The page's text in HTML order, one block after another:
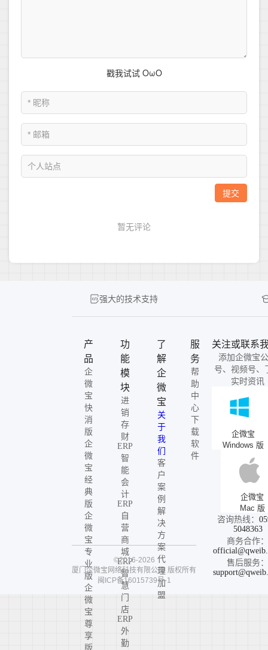
强大的技术支持
产
品
企
微
宝
快
消
版
企
微
宝
经
典
版
企
微
宝
专
业
版
企
微
宝
尊
享
版
功
能
模
块
进
销
存
财
ERP
智
能
会
计
ERP
自
营
商
城
ERP
智
慧
门
店
ERP
外
勤
了
解
企
微
宝
关
于
我
们
客
户
案
例
解
决
方
案
代
理
加
盟
服
务
帮
助
中
心
下
载
软
件
关注或联系
添加企微宝
号、视频号、
实时资讯
企微宝
Windows 版
企微宝
Mac 版
咨询热线：
5048363
商务合作：
售后服务：
©2016-2026
厦门企微宝网络科技有限公司 版权所有
闽ICP备16015739号-1